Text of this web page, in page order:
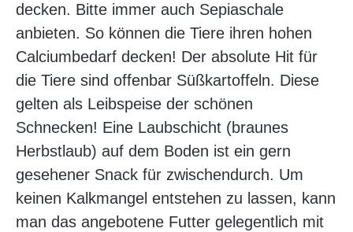
decken. Bitte immer auch Sepiaschale
anbieten. So können die Tiere ihren hohen
Calciumbedarf decken! Der absolute Hit für
die Tiere sind offenbar Süßkartoffeln. Diese
gelten als Leibspeise der schönen
Schnecken! Eine Laubschicht (braunes
Herbstlaub) auf dem Boden ist ein gern
gesehener Snack für zwischendurch. Um
keinen Kalkmangel entstehen zu lassen, kann
man das angebotene Futter gelegentlich mit